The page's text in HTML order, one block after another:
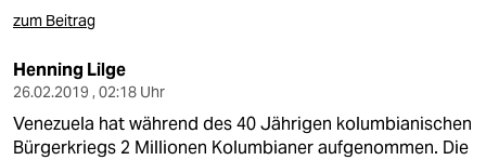
zum Beitrag
Henning Lilge
26.02.2019 , 02:18 Uhr
Venezuela hat während des 40 Jährigen kolumbianischen
Bürgerkriegs 2 Millionen Kolumbianer aufgenommen. Die